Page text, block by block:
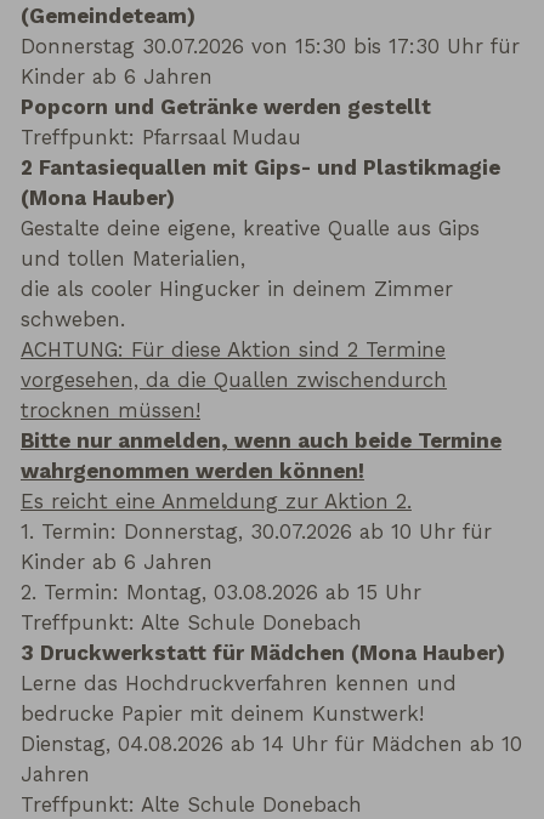
(Gemeindeteam)
Donnerstag 30.07.2026 von 15:30 bis 17:30 Uhr für
Kinder ab 6 Jahren
Popcorn und Getränke werden gestellt
Treffpunkt: Pfarrsaal Mudau
2 Fantasiequallen mit Gips- und Plastikmagie
(Mona Hauber)
Gestalte deine eigene, kreative Qualle aus Gips
und tollen Materialien,
die als cooler Hingucker in deinem Zimmer
schweben.
ACHTUNG: Für diese Aktion sind 2 Termine
vorgesehen, da die Quallen zwischendurch
trocknen müssen!
Bitte nur anmelden, wenn auch beide Termine
wahrgenommen werden können!
Es reicht eine Anmeldung zur Aktion 2.
1. Termin: Donnerstag, 30.07.2026 ab 10 Uhr für
Kinder ab 6 Jahren
2. Termin: Montag, 03.08.2026 ab 15 Uhr
Treffpunkt: Alte Schule Donebach
3 Druckwerkstatt für Mädchen (Mona Hauber)
Lerne das Hochdruckverfahren kennen und
bedrucke Papier mit deinem Kunstwerk!
Dienstag, 04.08.2026 ab 14 Uhr für Mädchen ab 10
Jahren
Treffpunkt: Alte Schule Donebach